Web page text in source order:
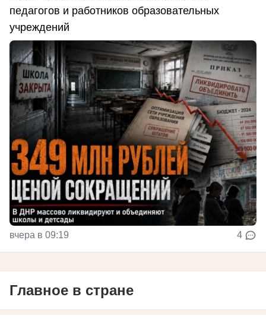
педагогов и работников образовательных
учреждений
вчера в 09:19 4
Главное в стране